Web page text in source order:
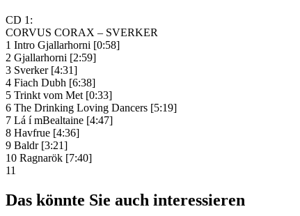
CD 1:
CORVUS CORAX – SVERKER
1 Intro Gjallarhorni [0:58]
2 Gjallarhorni [2:59]
3 Sverker [4:31]
4 Fiach Dubh [6:38]
5 Trinkt vom Met [0:33]
6 The Drinking Loving Dancers [5:19]
7 Lá í mBealtaine [4:47]
8 Havfrue [4:36]
9 Baldr [3:21]
10 Ragnarök [7:40]
11
Das könnte Sie auch interessieren